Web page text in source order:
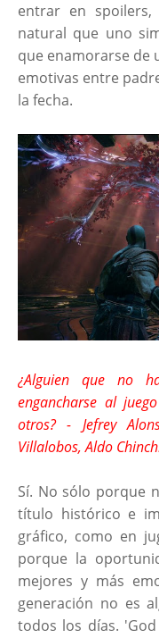
entrar en
natural que uno
que enamorarse de
emotivas entre
la fecha.
¿Alguien que no
engancharse al
otros? - Jefrey
Villalobos, Aldo
Sí. No sólo porque
título histórico e
gráfico, como en
porque la
mejores y más
generación no es
todos los días.